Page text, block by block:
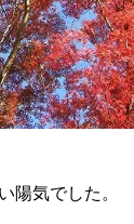
陽気でした。